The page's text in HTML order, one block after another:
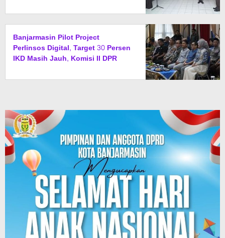
Banjarmasin Pilot Project
Perlinsos Digital, Target 30 Persen
IKD Masih Jauh, Komisi II DPR